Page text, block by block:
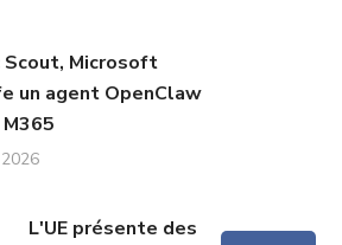
Scout, Microsoft
un agent OpenClaw
L'UE présente des